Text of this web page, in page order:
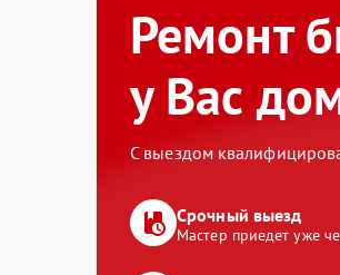
Ремонт
у Вас
С выездом
Срочный выезд
Мастер приедет уже